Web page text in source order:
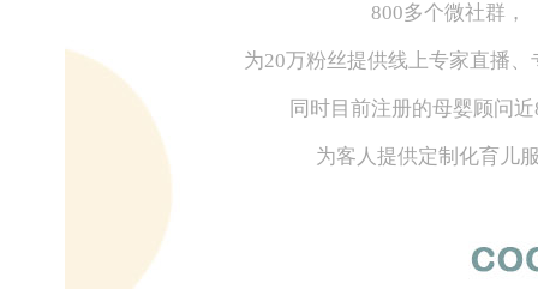
800多个微社群，
为20万粉丝提供线上专家直播、
同时目前注册的母婴顾问
为客人提供定制化育儿